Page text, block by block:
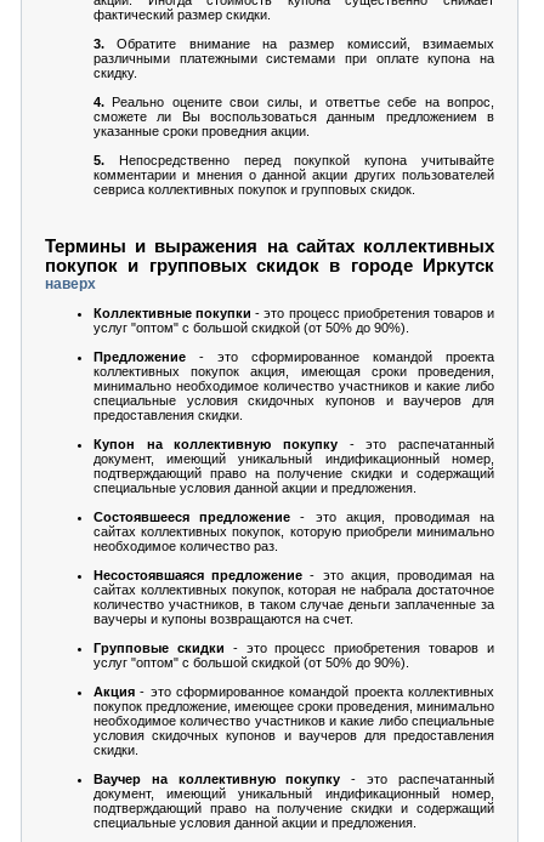
фактический размер скидки.
3. Обратите внимание на размер комиссий, взимаемых
различными платежными системами при оплате купона на
скидку.
4. Реально оцените свои силы, и ответтье себе на вопрос,
сможете ли Вы воспользоваться данным предложением в
указанные сроки проведния акции.
5. Непосредственно перед покупкой купона учитывайте
комментарии и мнения о данной акции других пользователей
севриса коллективных покупок и групповых скидок.
Термины и выражения на сайтах коллективных
покупок и групповых скидок в городе Иркутск
наверх
Коллективные покупки - это процесс приобретения товаров и
услуг "оптом" с большой скидкой (от 50% до 90%).
Предложение - это сформированное командой проекта
коллективных покупок акция, имеющая сроки проведения,
минимально необходимое количество участников и какие либо
специальные условия скидочных купонов и ваучеров для
предоставления скидки.
Купон на коллективную покупку - это распечатанный
документ, имеющий уникальный индификационный номер,
подтверждающий право на получение скидки и содержащий
специальные условия данной акции и предложения.
Состоявшееся предложение - это акция, проводимая на
сайтах коллективных покупок, которую приобрели минимально
необходимое количество раз.
Несостоявшаяся предложение - это акция, проводимая на
сайтах коллективных покупок, которая не набрала достаточное
количество участников, в таком случае деньги заплаченные за
ваучеры и купоны возвращаются на счет.
Групповые скидки - это процесс приобретения товаров и
услуг "оптом" с большой скидкой (от 50% до 90%).
Акция - это сформированное командой проекта коллективных
покупок предложение, имеющее сроки проведения, минимально
необходимое количество участников и какие либо специальные
условия скидочных купонов и ваучеров для предоставления
скидки.
Ваучер на коллективную покупку - это распечатанный
документ, имеющий уникальный индификационный номер,
подтверждающий право на получение скидки и содержащий
специальные условия данной акции и предложения.